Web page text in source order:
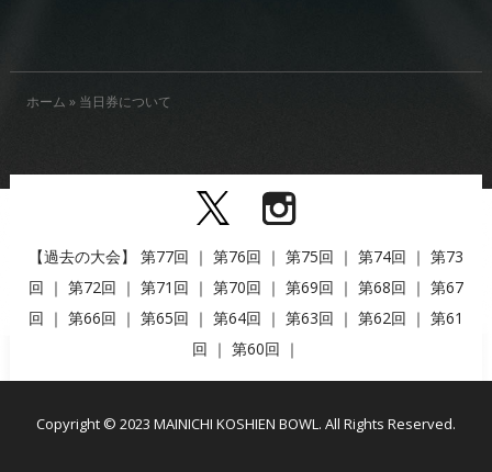
ホーム » 当日券について
【過去の大会】 第77回 ｜ 第76回 ｜ 第75回 ｜ 第74回 ｜ 第73
回 ｜ 第72回 ｜ 第71回 ｜ 第70回 ｜ 第69回 ｜ 第68回 ｜ 第67
回 ｜ 第66回 ｜ 第65回 ｜ 第64回 ｜ 第63回 ｜ 第62回 ｜ 第61
回 ｜ 第60回 ｜
Copyright © 2023 MAINICHI KOSHIEN BOWL. All Rights Reserved.